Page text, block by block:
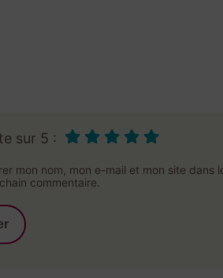
sur 5 :
mon nom, mon e-mail et mon site dans
commentaire.